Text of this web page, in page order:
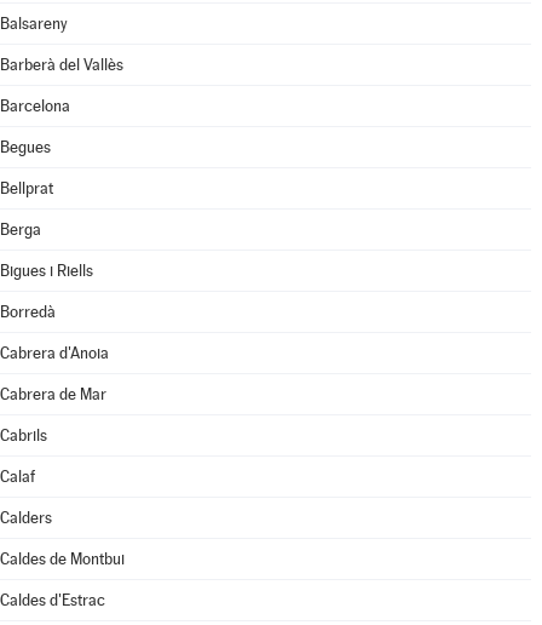
Balsareny
Barberà del Vallès
Barcelona
Begues
Bellprat
Berga
Bigues i Riells
Borredà
Cabrera d'Anoia
Cabrera de Mar
Cabrils
Calaf
Calders
Caldes de Montbui
Caldes d'Estrac